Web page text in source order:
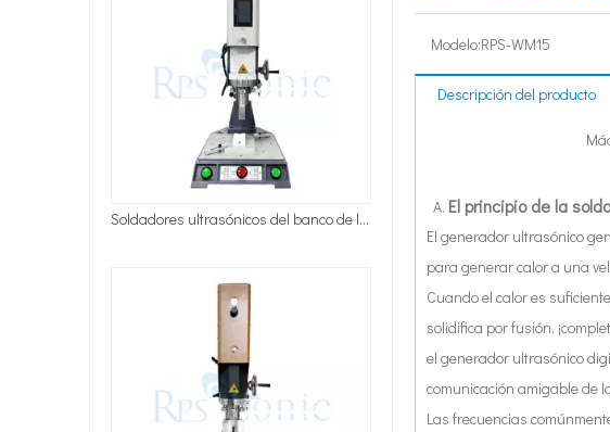
Modelo:RPS-WM15
Descripción del producto
El principio de la
El generador ultrasónico
para generar calor a una
Cuando el calor es
solidifica por fusión,
el generador ultrasónico
comunicación amigable de
Las frecuencias